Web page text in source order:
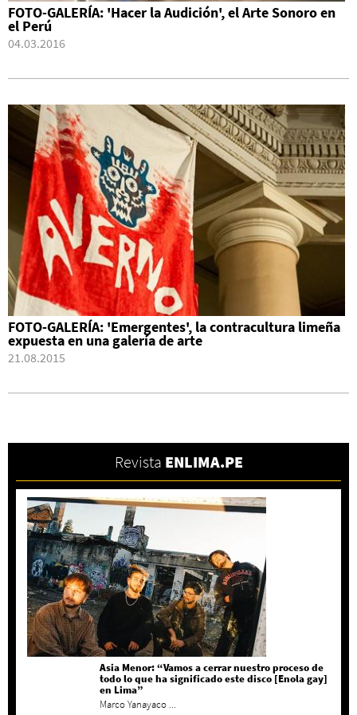
FOTO-GALERÍA: 'Hacer la Audición', el Arte Sonoro en
el Perú
04.03.2016
FOTO-GALERÍA: 'Emergentes', la contracultura limeña
expuesta en una galería de arte
21.08.2015
Revista ENLIMA.PE
Asia Menor: “Vamos a cerrar nuestro proceso de
todo lo que ha significado este disco [Enola gay]
en Lima”
Marco Yanayaco ...